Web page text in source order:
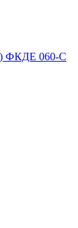
ФКДЕ 060-С